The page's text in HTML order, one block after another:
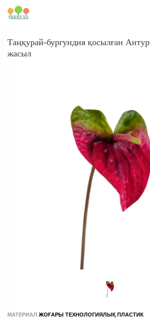
Таңқурай-бургундия қосылған
жасыл
МАТЕРИАЛ ЖОҒАРЫ ТЕХНОЛОГИЯЛЫҚ ПЛАСТИК